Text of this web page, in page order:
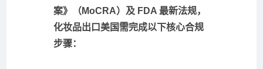
案》（MoCRA）及 FDA 最新法规，
化妆品出口美国需完成以下核心合规
步骤：